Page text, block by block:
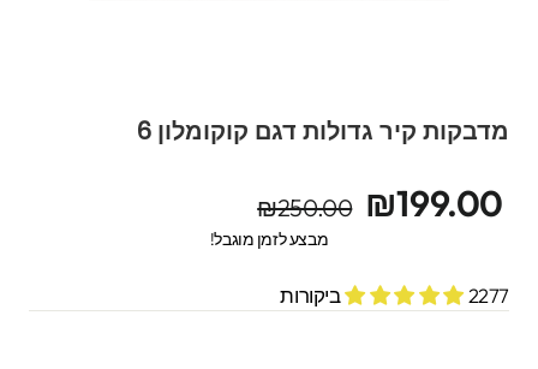
מדבקות קיר גדולות דגם קוקומלון 6
מחיר
מקורי
מחיר
מבצע
₪199.00
₪250.00
מבצע לזמן מוגבל!
2277 ביקורות